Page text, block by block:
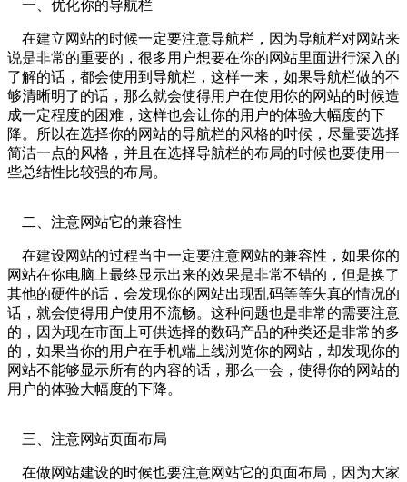
一、优化你的导航栏
在建立网站的时候一定要注意导航栏，因为导航栏对网站来
说是非常的重要的，很多用户想要在你的网站里面进行深入的
了解的话，都会使用到导航栏，这样一来，如果导航栏做的不
够清晰明了的话，那么就会使得用户在使用你的网站的时候造
成一定程度的困难，这样也会让你的用户的体验大幅度的下
降。所以在选择你的网站的导航栏的风格的时候，尽量要选择
简洁一点的风格，并且在选择导航栏的布局的时候也要使用一
些总结性比较强的布局。
二、注意网站它的兼容性
在建设网站的过程当中一定要注意网站的兼容性，如果你的
网站在你电脑上最终显示出来的效果是非常不错的，但是换了
其他的硬件的话，会发现你的网站出现乱码等等失真的情况的
话，就会使得用户使用不流畅。这种问题也是非常的需要注意
的，因为现在市面上可供选择的数码产品的种类还是非常的多
的，如果当你的用户在手机端上线浏览你的网站，却发现你的
网站不能够显示所有的内容的话，那么一会，使得你的网站的
用户的体验大幅度的下降。
三、注意网站页面布局
在做网站建设的时候也要注意网站它的页面布局，因为大家